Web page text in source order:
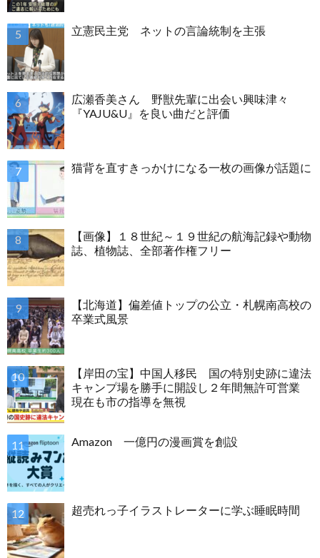
立憲民主党 ネットの言論統制を主張
広瀬香美さん 野獣先輩に出会い興味津々
『YAJU&U』を良い曲だと評価
猫背を直すきっかけになる一枚の画像が話題に
【画像】１８世紀～１９世紀の航海記録や動物
誌、植物誌、全部著作権フリー
【北海道】偏差値トップの公立・札幌南高校の
卒業式風景
【岸田の宝】中国人移民 国の特別史跡に違法
キャンプ場を勝手に開設し２年間無許可営業
現在も市の指導を無視
Amazon 一億円の漫画賞を創設
超売れっ子イラストレーターに学ぶ睡眠時間